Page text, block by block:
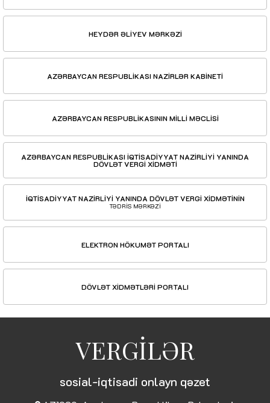
HEYDƏR ƏLİYEV MƏRKƏZİ
AZƏRBAYCAN RESPUBLİKASI NAZİRLƏR KABİNETİ
AZƏRBAYCAN RESPUBLİKASININ MİLLİ MƏCLİSİ
AZƏRBAYCAN RESPUBLİKASI İQTİSADİYYAT NAZİRLİYİ YANINDA
DÖVLƏT VERGİ XİDMƏTİ
İQTİSADİYYAT NAZİRLİYİ YANINDA DÖVLƏT VERGİ XİDMƏTİNİN
TƏDRİS MƏRKƏZİ
ELEKTRON HÖKUMƏT PORTALI
DÖVLƏT XİDMƏTLƏRİ PORTALI
VERGİLƏR
sosial-iqtisadi onlayn qəzet